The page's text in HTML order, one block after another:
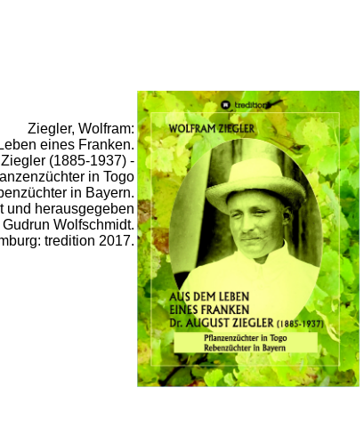
Ziegler, Wolfram:
eines Franken.
(1885-1937) -
in Togo
in Bayern.
und herausgegeben
Wolfschmidt.
tredition 2017.